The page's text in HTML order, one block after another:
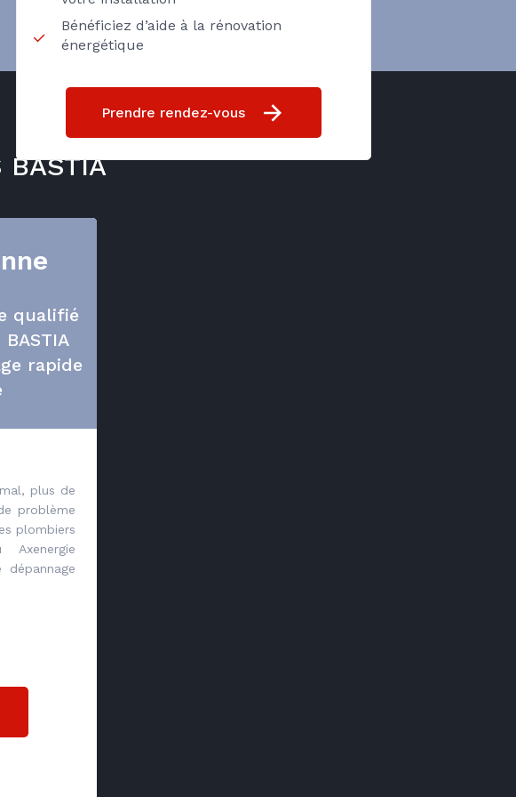
Bénéficiez d’aide à la rénovation
énergétique
Prendre rendez-vous
BASTIA
qualifié
BASTIA
rapide
plus de
problème
plombiers